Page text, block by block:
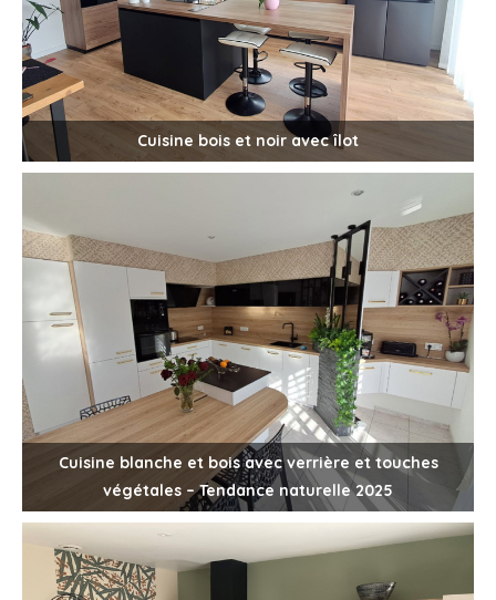
Cuisine bois et noir avec îlot
Cuisine blanche et bois avec verrière et touches
végétales – Tendance naturelle 2025